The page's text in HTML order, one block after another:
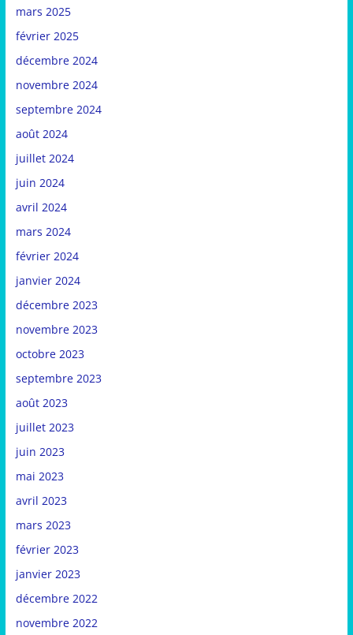
mars 2025
février 2025
décembre 2024
novembre 2024
septembre 2024
août 2024
juillet 2024
juin 2024
avril 2024
mars 2024
février 2024
janvier 2024
décembre 2023
novembre 2023
octobre 2023
septembre 2023
août 2023
juillet 2023
juin 2023
mai 2023
avril 2023
mars 2023
février 2023
janvier 2023
décembre 2022
novembre 2022